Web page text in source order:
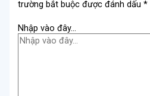
trường bắt buộc được đánh dấu*
Nhập vào đây...